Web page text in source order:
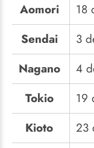
Aomori
18
Sendai
3
Nagano
4
Tokio
19
Kioto
23